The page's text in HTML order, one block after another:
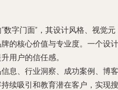
数字门面”，其设计风格、视觉元
的核心价值与专业度。一个设计
用户的信任感。
信息、行业洞察、成功案例、博客
续吸引和教育潜在客户，实现搜